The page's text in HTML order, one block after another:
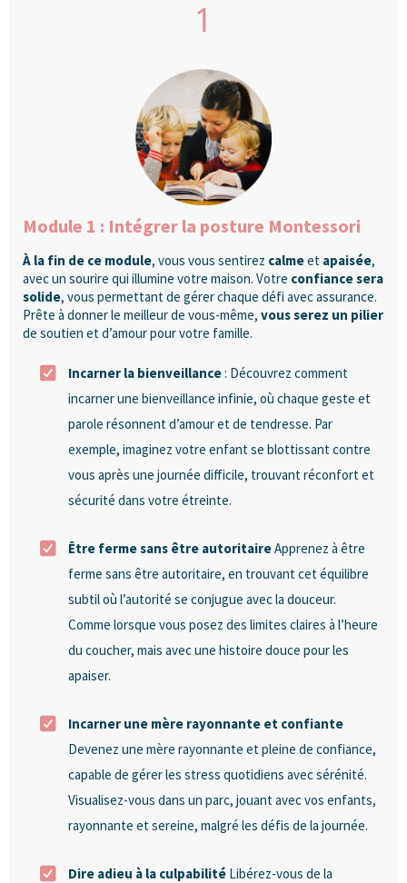
1
Module 1 : Intégrer la posture Montessori
À la fin de ce module, vous vous sentirez calmeet apaisée,
avec un sourire qui illumine votre maison. Votre confiance sera
solide, vous permettant de gérer chaque défi avec assurance.
Prête à donner le meilleur de vous-même, vous serez un pilier
de soutien et d’amour pour votre famille.
Incarner la bienveillance: Découvrez comment
incarner une bienveillance infinie, où chaque geste et
parole résonnent d’amour et de tendresse. Par
exemple, imaginez votre enfant se blottissant contre
vous après une journée difficile, trouvant réconfort et
sécurité dans votre étreinte.
Être ferme sans être autoritaireApprenez à être
ferme sans être autoritaire, en trouvant cet équilibre
subtil où l’autorité se conjugue avec la douceur.
Comme lorsque vous posez des limites claires à l’heure
du coucher, mais avec une histoire douce pour les
apaiser.
Incarner une mère rayonnante et confiante
Devenez une mère rayonnante et pleine de confiance,
capable de gérer les stress quotidiens avec sérénité.
Visualisez-vous dans un parc, jouant avec vos enfants,
rayonnante et sereine, malgré les défis de la journée.
Dire adieu à la culpabilité Libérez-vous de la